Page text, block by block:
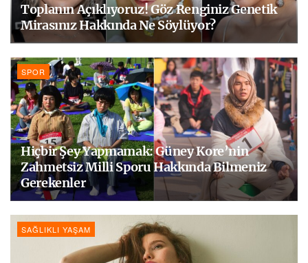
Toplanın Açıklıyoruz! Göz Renginiz Genetik
Mirasınız Hakkında Ne Söylüyor?
SPOR
Hiçbir Şey Yapmamak: Güney Kore’nin
Zahmetsiz Milli Sporu Hakkında Bilmeniz
Gerekenler
SAĞLIKLI YAŞAM